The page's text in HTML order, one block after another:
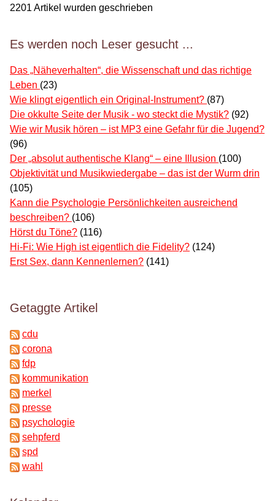
2201 Artikel wurden geschrieben
Es werden noch Leser gesucht ...
Das „Näheverhalten“, die Wissenschaft und das richtige
Leben (23)
Wie klingt eigentlich ein Original-Instrument? (87)
Die okkulte Seite der Musik - wo steckt die Mystik? (92)
Wie wir Musik hören – ist MP3 eine Gefahr für die Jugend?
(96)
Der „absolut authentische Klang“ – eine Illusion (100)
Objektivität und Musikwiedergabe – das ist der Wurm drin
(105)
Kann die Psychologie Persönlichkeiten ausreichend
beschreiben? (106)
Hörst du Töne? (116)
Hi-Fi: Wie High ist eigentlich die Fidelity? (124)
Erst Sex, dann Kennenlernen? (141)
Getaggte Artikel
cdu
corona
fdp
kommunikation
merkel
presse
psychologie
sehpferd
spd
wahl